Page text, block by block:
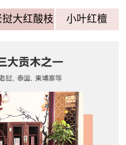
挝大红酸枝 小叶红檀